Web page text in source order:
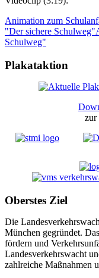
Animation zum
"Der sichere
Schulweg"
Plakataktion
zur
Oberstes Ziel
Die
München gegründet.
fördern und
Landesverkehrswacht
zahlreiche Maßnahmen